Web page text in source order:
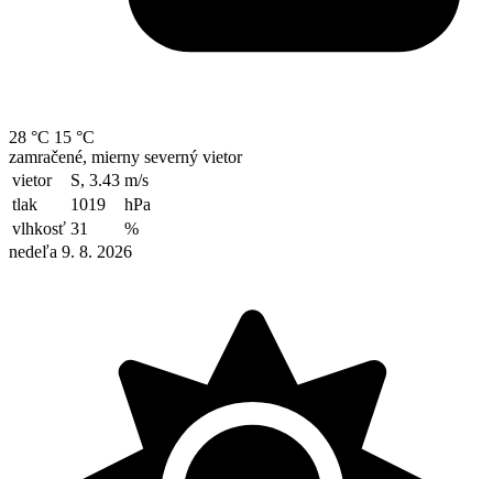
28 °C 15 °C
zamračené, mierny severný vietor
vietor
S, 3.43 m/s
tlak
1019
hPa
vlhkosť 31
%
nedeľa 9. 8. 2026